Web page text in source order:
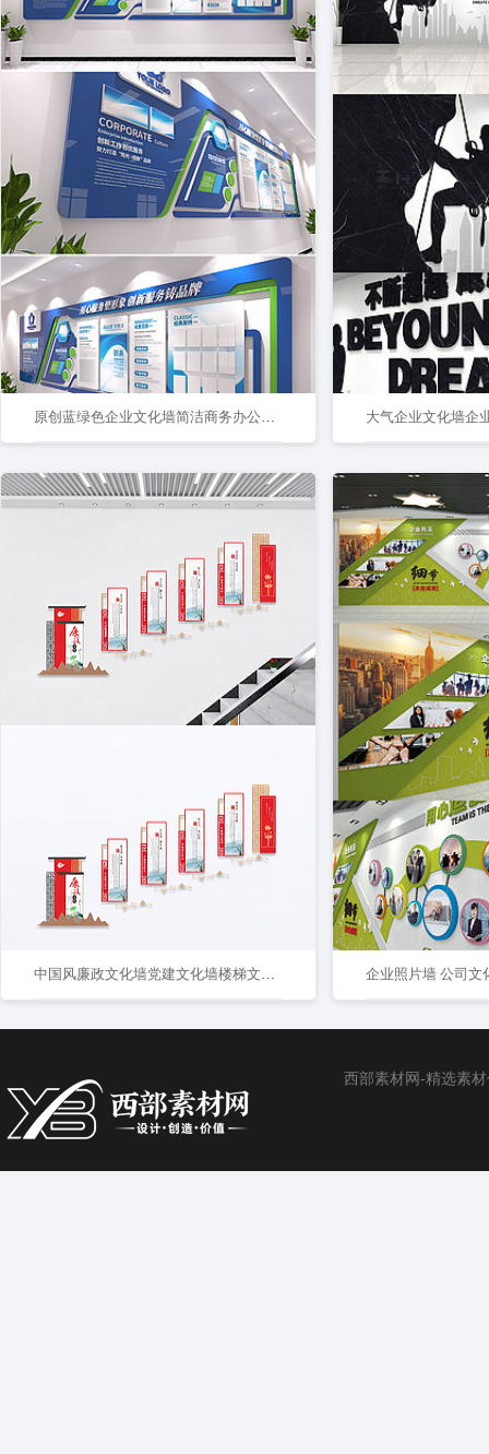
企业照片墙 公司文
西部素材网-精选素